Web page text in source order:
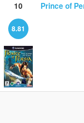
10 Prince of
8.81